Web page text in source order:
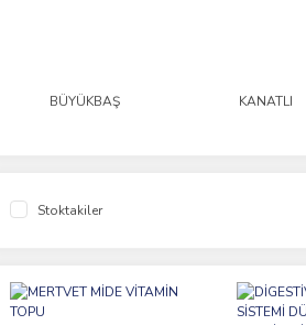
BÜYÜKBAŞ KANATLI
Stoktakiler